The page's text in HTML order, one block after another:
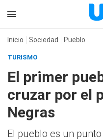
Inicio Sociedad Pueblo
TURISMO
El primer
cruzar por el
Negras
El pueblo es un